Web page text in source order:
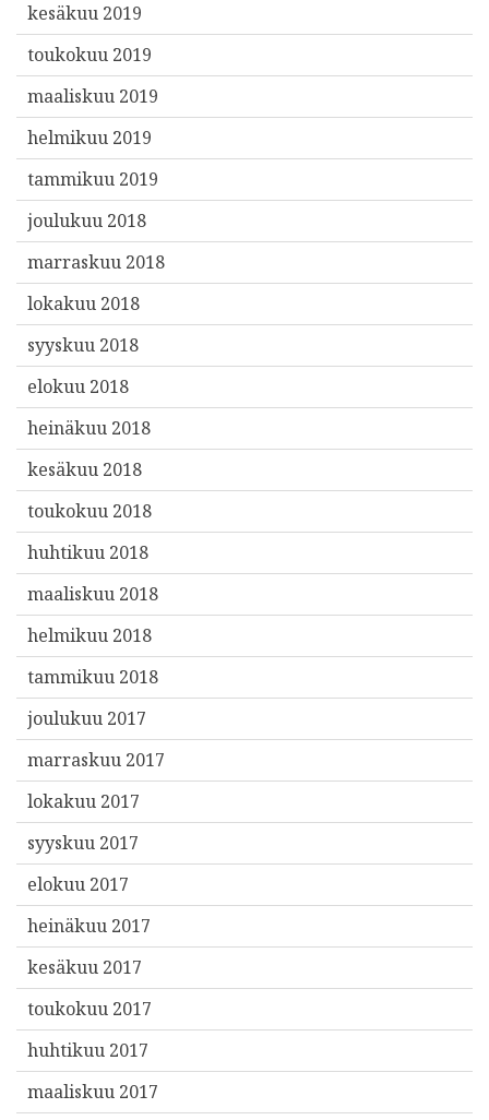
kesäkuu 2019
toukokuu 2019
maaliskuu 2019
helmikuu 2019
tammikuu 2019
joulukuu 2018
marraskuu 2018
lokakuu 2018
syyskuu 2018
elokuu 2018
heinäkuu 2018
kesäkuu 2018
toukokuu 2018
huhtikuu 2018
maaliskuu 2018
helmikuu 2018
tammikuu 2018
joulukuu 2017
marraskuu 2017
lokakuu 2017
syyskuu 2017
elokuu 2017
heinäkuu 2017
kesäkuu 2017
toukokuu 2017
huhtikuu 2017
maaliskuu 2017